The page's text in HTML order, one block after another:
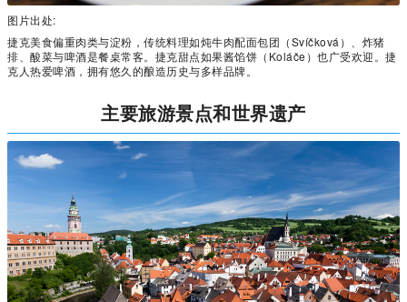
图片出处:
捷克美食偏重肉类与淀粉，传统料理如炖牛肉配面包团（Svíčková）、炸猪
排、酸菜与啤酒是餐桌常客。捷克甜点如果酱馅饼（Koláče）也广受欢迎。捷
克人热爱啤酒，拥有悠久的酿造历史与多样品牌。
主要旅游景点和世界遗产